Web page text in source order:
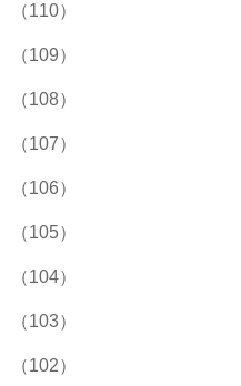
（110）
（109）
（108）
（107）
（106）
（105）
（104）
（103）
（102）